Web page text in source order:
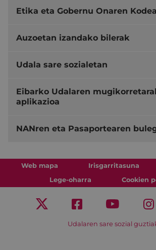
Etika eta Gobernu Onaren Kodea
Auzoetan izandako bilerak
Udala sare sozialetan
Eibarko Udalaren
aplikazioa
NANren eta Pasaportearen
Web mapa Irisgarritasuna
Lege-oharra
Cookien
Udalaren sare sozial